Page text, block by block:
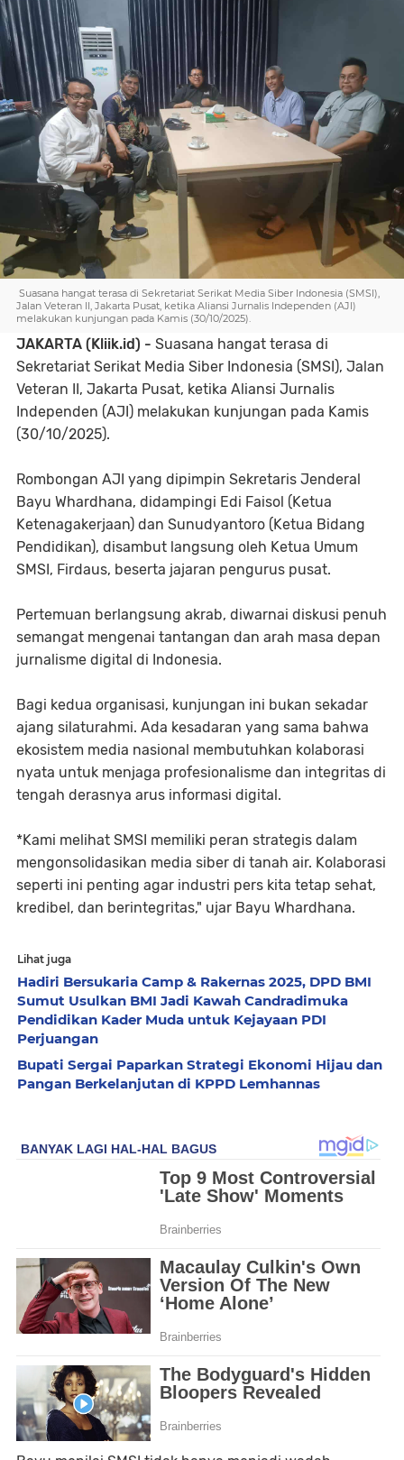
Suasana hangat terasa di Sekretariat Serikat Media Siber Indonesia (SMSI),
Jalan Veteran II, Jakarta Pusat, ketika Aliansi Jurnalis Independen (AJI)
melakukan kunjungan pada Kamis (30/10/2025).
JAKARTA (Kliik.id) - Suasana hangat terasa di
Sekretariat Serikat Media Siber Indonesia (SMSI), Jalan
Veteran II, Jakarta Pusat, ketika Aliansi Jurnalis
Independen (AJI) melakukan kunjungan pada Kamis
(30/10/2025).
Rombongan AJI yang dipimpin Sekretaris Jenderal
Bayu Whardhana, didampingi Edi Faisol (Ketua
Ketenagakerjaan) dan Sunudyantoro (Ketua Bidang
Pendidikan), disambut langsung oleh Ketua Umum
SMSI, Firdaus, beserta jajaran pengurus pusat.
Pertemuan berlangsung akrab, diwarnai diskusi penuh
semangat mengenai tantangan dan arah masa depan
jurnalisme digital di Indonesia.
Bagi kedua organisasi, kunjungan ini bukan sekadar
ajang silaturahmi. Ada kesadaran yang sama bahwa
ekosistem media nasional membutuhkan kolaborasi
nyata untuk menjaga profesionalisme dan integritas di
tengah derasnya arus informasi digital.
*Kami melihat SMSI memiliki peran strategis dalam
mengonsolidasikan media siber di tanah air. Kolaborasi
seperti ini penting agar industri pers kita tetap sehat,
kredibel, dan berintegritas," ujar Bayu Whardhana.
Lihat juga
Hadiri Bersukaria Camp & Rakernas 2025, DPD BMI
Sumut Usulkan BMI Jadi Kawah Candradimuka
Pendidikan Kader Muda untuk Kejayaan PDI
Perjuangan
Bupati Sergai Paparkan Strategi Ekonomi Hijau dan
Pangan Berkelanjutan di KPPD Lemhannas